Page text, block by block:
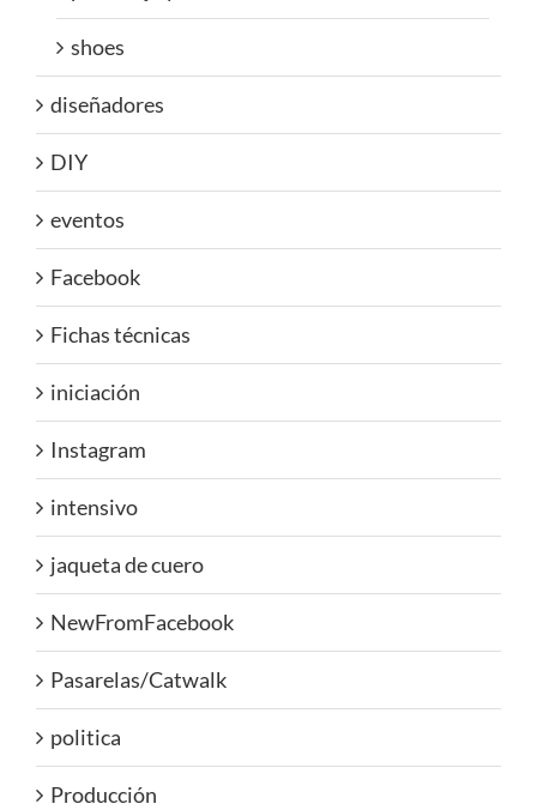
shoes
diseñadores
DIY
eventos
Facebook
Fichas técnicas
iniciación
Instagram
intensivo
jaqueta de cuero
NewFromFacebook
Pasarelas/Catwalk
politica
Producción